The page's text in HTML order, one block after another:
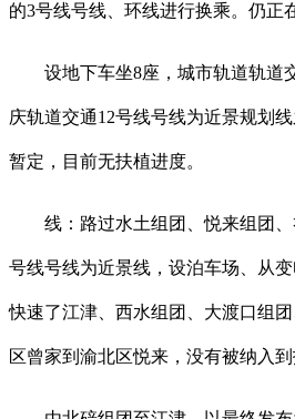
的3号线号线、环线进行换乘。仍正
设地下车坐8座，城市轨道轨道交
庆轨道交通12号线号线为近景规划
暂定，目前无扶植进度。
线：路过水土组团、悦来组团、
号线号线为近景线，设泊车场、从
快速了江津、西水组团、大渡口组
区曾家到渝北区悦来，没有被纳入